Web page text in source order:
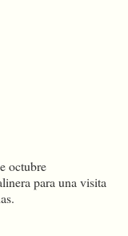
octubre
para una visita